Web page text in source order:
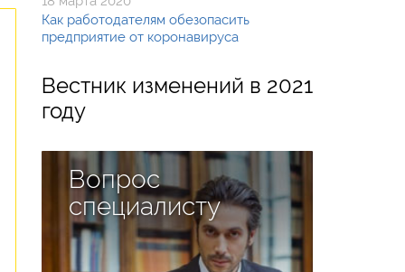
Как работодателям обезопасить
предприятие от коронавируса
Вестник изменений в 2021
году
Вопрос
специалисту